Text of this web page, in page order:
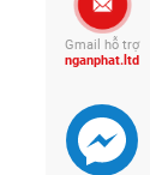
Gmail hỗ trợ
nganphat.ltd